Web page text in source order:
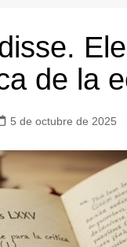
Público
Estadística
Hemeródromo
Líderes
Pedagogía
REFLEXIONES
Tilde y tinta
de la
5 de octubre de 2025